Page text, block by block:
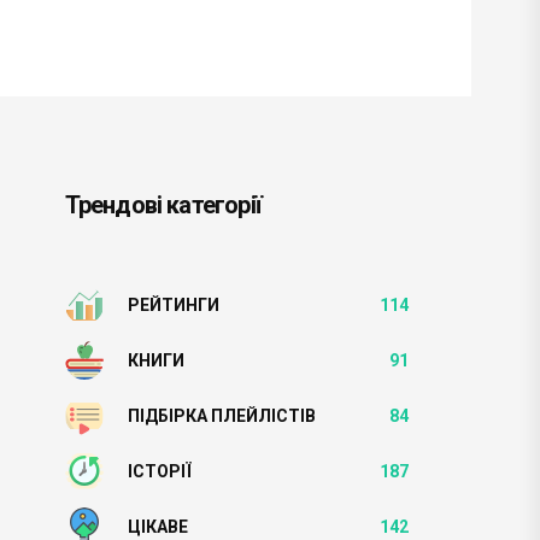
Трендові категорії
РЕЙТИНГИ 114
КНИГИ 91
ПІДБІРКА ПЛЕЙЛІСТІВ 84
ІСТОРІЇ 187
ЦІКАВЕ 142